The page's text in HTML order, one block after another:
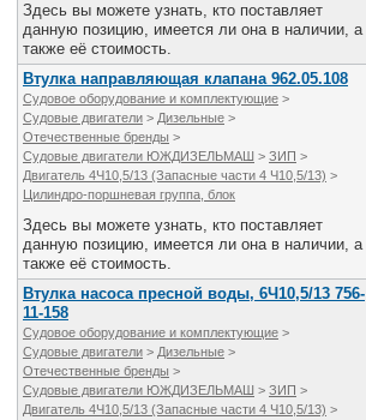
Здесь вы можете узнать, кто поставляет
данную позицию, имеется ли она в наличии, а
также её стоимость.
Втулка направляющая клапана 962.05.108
Судовое оборудование и комплектующие >
Судовые двигатели > Дизельные >
Отечественные бренды >
Судовые двигатели ЮЖДИЗЕЛЬМАШ > ЗИП >
Двигатель 4Ч10,5/13 (Запасные части 4 Ч10,5/13) >
Цилиндро-поршневая группа, блок
Здесь вы можете узнать, кто поставляет
данную позицию, имеется ли она в наличии, а
также её стоимость.
Втулка насоса пресной воды, 6Ч10,5/13 756-
11-158
Судовое оборудование и комплектующие >
Судовые двигатели > Дизельные >
Отечественные бренды >
Судовые двигатели ЮЖДИЗЕЛЬМАШ > ЗИП >
Двигатель 4Ч10,5/13 (Запасные части 4 Ч10,5/13) >